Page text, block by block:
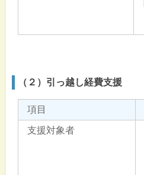
（２）引っ越し経費支援
項目
支援対象者